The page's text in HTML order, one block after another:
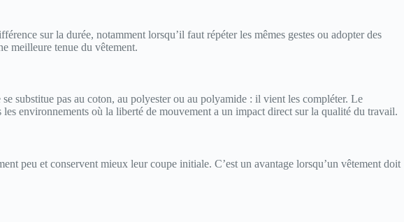
sur la durée, notamment lorsqu’il faut répéter les mêmes gestes ou adopter des
meilleure tenue du vêtement.
substitue pas au coton, au polyester ou au polyamide : il vient les compléter. Le
environnements où la liberté de mouvement a un impact direct sur la qualité du travail.
peu et conservent mieux leur coupe initiale. C’est un avantage lorsqu’un vêtement doit